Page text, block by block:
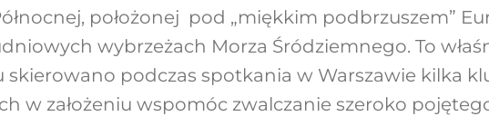
położonej pod „miękkim podbrzuszem”
wybrzeżach Morza Śródziemnego. To
skierowano podczas spotkania w Warszawie kilka
w założeniu wspomóc zwalczanie szeroko